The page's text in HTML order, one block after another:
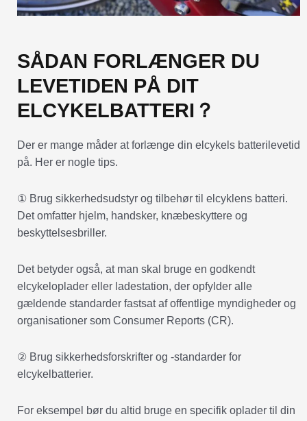
SÅDAN FORLÆNGER DU
LEVETIDEN PÅ DIT
ELCYKELBATTERI？
Der er mange måder at forlænge din elcykels batterilevetid
på. Her er nogle tips.
① Brug sikkerhedsudstyr og tilbehør til elcyklens batteri.
Det omfatter hjelm, handsker, knæbeskyttere og
beskyttelsesbriller.
Det betyder også, at man skal bruge en godkendt
elcykeloplader eller ladestation, der opfylder alle
gældende standarder fastsat af offentlige myndigheder og
organisationer som Consumer Reports (CR).
② Brug sikkerhedsforskrifter og -standarder for
elcykelbatterier.
For eksempel bør du altid bruge en specifik oplader til din